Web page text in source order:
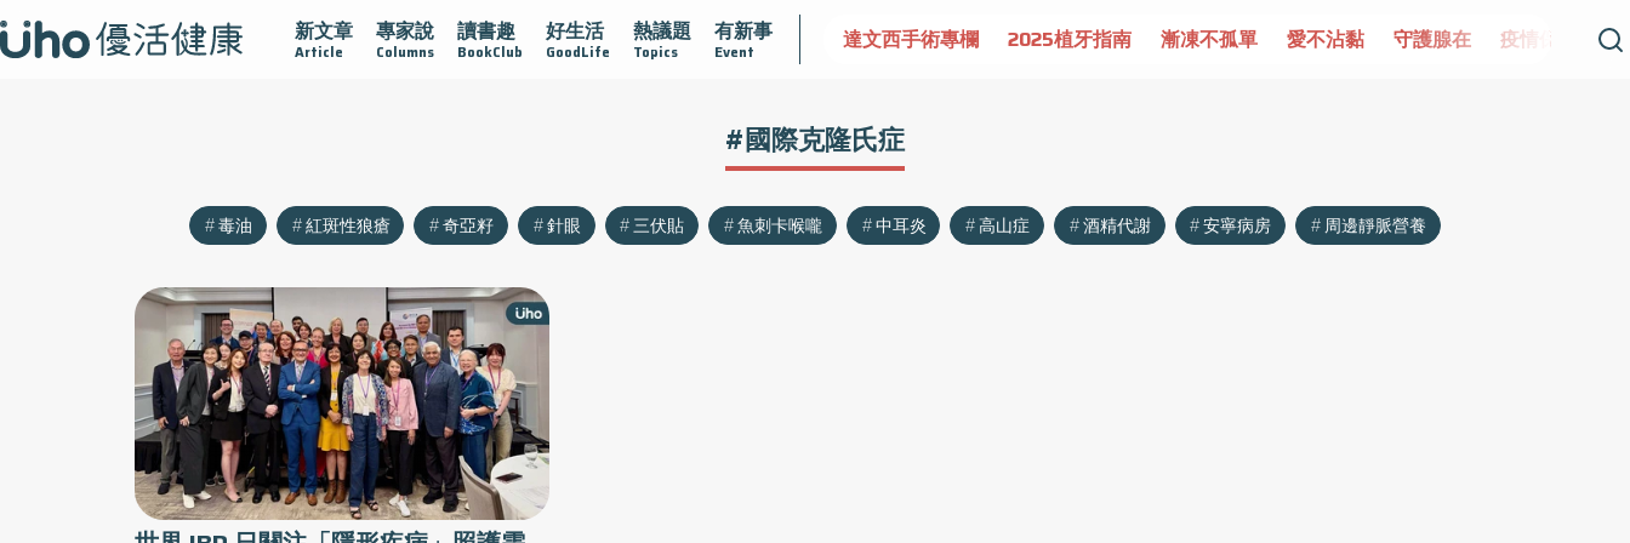
新文章
Article
專家說
Columns
讀書趣
BookClub
好生活
GoodLife
熱議題
Topics
有新事
Event
黏 守護腺在 疫情保衛戰 再生醫學 愛的未來視 認識攝護腺肥大 守護骨骼健康 達文西手術專欄 2025植牙指南 漸凍不孤單 愛不沾黏 守護腺在 疫情保衛戰
#國際克隆氏症
毒油 紅斑性狼瘡 奇亞籽 針眼 三伏貼 魚刺卡喉嚨 中耳炎 高山症 酒精代謝 安寧病房 周邊靜脈營養